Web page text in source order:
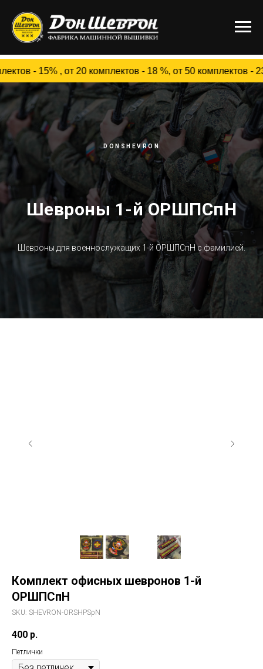
, от 20 комплектов - 18 %, от 50 комплектов - 23
DONSHEVRON
Шевроны 1-й ОРШПСпН
Шевроны для военнослужащих 1-й ОРШПСпН c фамилией.
Комплект офисных шевронов 1-й
ОРШПСпН
SKU: SHEVRON-ORSHPSpN
400 р.
Петлички